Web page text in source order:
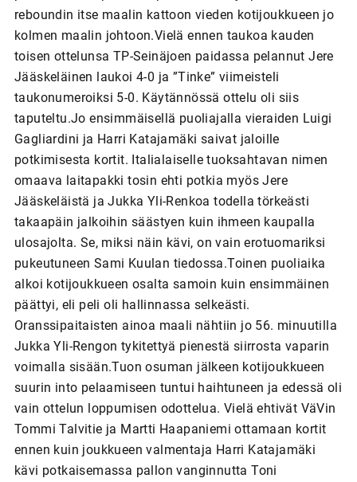
reboundin itse maalin kattoon vieden kotijoukkueen jo
kolmen maalin johtoon.Vielä ennen taukoa kauden
toisen ottelunsa TP-Seinäjoen paidassa pelannut Jere
Jääskeläinen laukoi 4-0 ja ”Tinke” viimeisteli
taukonumeroiksi 5-0. Käytännössä ottelu oli siis
taputeltu.Jo ensimmäisellä puoliajalla vieraiden Luigi
Gagliardini ja Harri Katajamäki saivat jaloille
potkimisesta kortit. Italialaiselle tuoksahtavan nimen
omaava laitapakki tosin ehti potkia myös Jere
Jääskeläistä ja Jukka Yli-Renkoa todella törkeästi
takaapäin jalkoihin säästyen kuin ihmeen kaupalla
ulosajolta. Se, miksi näin kävi, on vain erotuomariksi
pukeutuneen Sami Kuulan tiedossa.Toinen puoliaika
alkoi kotijoukkueen osalta samoin kuin ensimmäinen
päättyi, eli peli oli hallinnassa selkeästi.
Oranssipaitaisten ainoa maali nähtiin jo 56. minuutilla
Jukka Yli-Rengon tykitettyä pienestä siirrosta vaparin
voimalla sisään.Tuon osuman jälkeen kotijoukkueen
suurin into pelaamiseen tuntui haihtuneen ja edessä oli
vain ottelun loppumisen odottelua. Vielä ehtivät VäVin
Tommi Talvitie ja Martti Haapaniemi ottamaan kortit
ennen kuin joukkueen valmentaja Harri Katajamäki
kävi potkaisemassa pallon vanginnutta Toni